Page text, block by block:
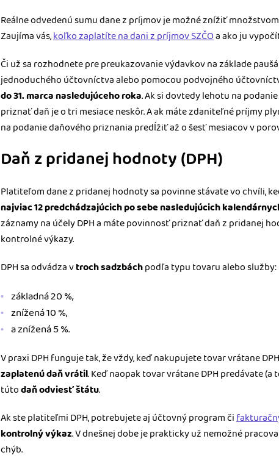
Reálne odvedenú sumu dane z príjmov je možné znížiť množstvom
Zaujíma vás,koľko zaplatíte na dani z príjmov SZČOa ako ju
Či už sa rozhodnete pre preukazovanie výdavkov na základe
jednoduchého účtovníctva alebo pomocou podvojného
do 31. marca nasledujúceho roka. Ak si dovtedy lehotu na
priznať daň je o tri mesiace neskôr. A ak máte zdaniteľné príjmy
na podanie daňového priznania predĺžiť až o šesť mesiacov v
Daň z pridanej hodnoty (DPH)
Platiteľom dane z pridanej hodnoty sa povinne stávate vo chvíli,
najviac 12 predchádzajúcich po sebe nasledujúcich
záznamy na účely DPH a máte povinnosť priznať daň z pridanej
kontrolné výkazy.
DPH sa odvádza vtroch sadzbáchpodľa typu tovaru alebo služby:
základná 20 %,
znížená 10 %,
a znížená 5 %.
V praxi DPH funguje tak, že vždy, keď nakupujete tovar vrátane
zaplatenú daň vrátil. Keď naopak tovar vrátane DPH predávate
tútodaň odviesť štátu.
Ak ste platiteľmi DPH, potrebujete aj účtovný program či
kontrolný výkaz. V dnešnej dobe je prakticky už nemožné
chýb.